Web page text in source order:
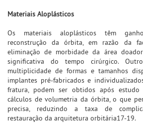
Materiais Aloplásticos
Os materiais aloplásticos têm
reconstrução da órbita, em razão da
eliminação de morbidade da área
significativa do tempo cirúrgico.
multiplicidade de formas e tamanhos
implantes pré-fabricados e
fratura, podem ser obtidos após estudo
cálculos de volumetria da órbita, o que
precisa, reduzindo a taxa de
restauração da arquitetura orbitária17-19.